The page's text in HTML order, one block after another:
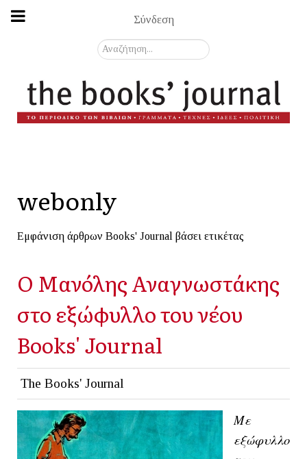
Σύνδεση
Αναζήτηση...
webonly
Εμφάνιση άρθρων Books' Journal βάσει ετικέτας
Ο Μανόλης Αναγνωστάκης
στο εξώφυλλο του νέου
Books' Journal
The Books' Journal
Με
εξώφυλλο